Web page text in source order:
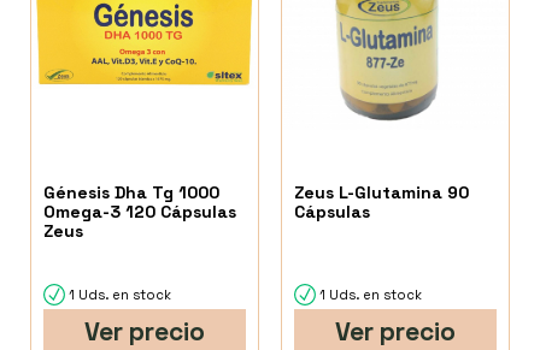
Génesis Dha Tg 1000
Omega-3 120 Cápsulas
Zeus
1 Uds. en stock
Ver precio
Zeus L-Glutamina 90
Cápsulas
1 Uds. en stock
Ver precio